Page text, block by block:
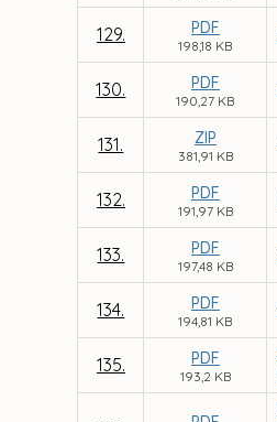
129. PDF
198,18 KB
130. PDF
190,27 KB
131. ZIP
381,91 KB
132. PDF
191,97 KB
133. PDF
197,48 KB
134. PDF
194,81 KB
135. PDF
193,2 KB